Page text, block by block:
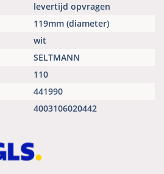
levertijd opvragen
119mm (diameter)
wit
SELTMANN
110
441990
4003106020442